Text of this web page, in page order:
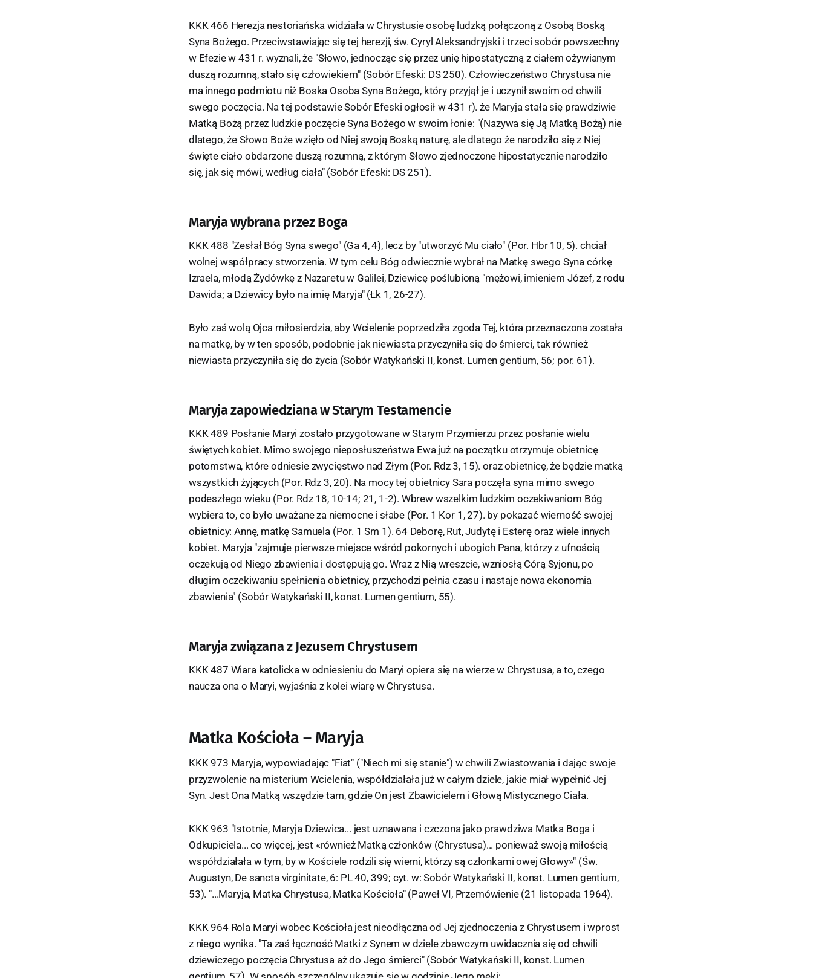
KKK 466 Herezja nestoriańska widziała w Chrystusie osobę ludzką połączoną z Osobą Boską
Syna Bożego. Przeciwstawiając się tej herezji, św. Cyryl Aleksandryjski i trzeci sobór powszechny
w Efezie w 431 r. wyznali, że "Słowo, jednocząc się przez unię hipostatyczną z ciałem ożywianym
duszą rozumną, stało się człowiekiem" (Sobór Efeski: DS 250). Człowieczeństwo Chrystusa nie
ma innego podmiotu niż Boska Osoba Syna Bożego, który przyjął je i uczynił swoim od chwili
swego poczęcia. Na tej podstawie Sobór Efeski ogłosił w 431 r). że Maryja stała się prawdziwie
Matką Bożą przez ludzkie poczęcie Syna Bożego w swoim łonie: "(Nazywa się Ją Matką Bożą) nie
dlatego, że Słowo Boże wzięło od Niej swoją Boską naturę, ale dlatego że narodziło się z Niej
święte ciało obdarzone duszą rozumną, z którym Słowo zjednoczone hipostatycznie narodziło
się, jak się mówi, według ciała" (Sobór Efeski: DS 251).
Maryja wybrana przez Boga
KKK 488 "Zesłał Bóg Syna swego" (Ga 4, 4), lecz by "utworzyć Mu ciało" (Por. Hbr 10, 5). chciał
wolnej współpracy stworzenia. W tym celu Bóg odwiecznie wybrał na Matkę swego Syna córkę
Izraela, młodą Żydówkę z Nazaretu w Galilei, Dziewicę poślubioną "mężowi, imieniem Józef, z rodu
Dawida; a Dziewicy było na imię Maryja" (Łk 1, 26-27).
Było zaś wolą Ojca miłosierdzia, aby Wcielenie poprzedziła zgoda Tej, która przeznaczona została
na matkę, by w ten sposób, podobnie jak niewiasta przyczyniła się do śmierci, tak również
niewiasta przyczyniła się do życia (Sobór Watykański II, konst. Lumen gentium, 56; por. 61).
Maryja zapowiedziana w Starym Testamencie
KKK 489 Posłanie Maryi zostało przygotowane w Starym Przymierzu przez posłanie wielu
świętych kobiet. Mimo swojego nieposłuszeństwa Ewa już na początku otrzymuje obietnicę
potomstwa, które odniesie zwycięstwo nad Złym (Por. Rdz 3, 15). oraz obietnicę, że będzie matką
wszystkich żyjących (Por. Rdz 3, 20). Na mocy tej obietnicy Sara poczęła syna mimo swego
podeszłego wieku (Por. Rdz 18, 10-14; 21, 1-2). Wbrew wszelkim ludzkim oczekiwaniom Bóg
wybiera to, co było uważane za niemocne i słabe (Por. 1 Kor 1, 27). by pokazać wierność swojej
obietnicy: Annę, matkę Samuela (Por. 1 Sm 1). 64 Deborę, Rut, Judytę i Esterę oraz wiele innych
kobiet. Maryja "zajmuje pierwsze miejsce wśród pokornych i ubogich Pana, którzy z ufnością
oczekują od Niego zbawienia i dostępują go. Wraz z Nią wreszcie, wzniosłą Córą Syjonu, po
długim oczekiwaniu spełnienia obietnicy, przychodzi pełnia czasu i nastaje nowa ekonomia
zbawienia" (Sobór Watykański II, konst. Lumen gentium, 55).
Maryja związana z Jezusem Chrystusem
KKK 487 Wiara katolicka w odniesieniu do Maryi opiera się na wierze w Chrystusa, a to, czego
naucza ona o Maryi, wyjaśnia z kolei wiarę w Chrystusa.
Matka Kościoła – Maryja
KKK 973 Maryja, wypowiadając "Fiat" ("Niech mi się stanie") w chwili Zwiastowania i dając swoje
przyzwolenie na misterium Wcielenia, współdziałała już w całym dziele, jakie miał wypełnić Jej
Syn. Jest Ona Matką wszędzie tam, gdzie On jest Zbawicielem i Głową Mistycznego Ciała.
KKK 963 "Istotnie, Maryja Dziewica... jest uznawana i czczona jako prawdziwa Matka Boga i
Odkupiciela... co więcej, jest «również Matką członków (Chrystusa)... ponieważ swoją miłością
współdziałała w tym, by w Kościele rodzili się wierni, którzy są członkami owej Głowy»" (Św.
Augustyn, De sancta virginitate, 6: PL 40, 399; cyt. w: Sobór Watykański II, konst. Lumen gentium,
53). "...Maryja, Matka Chrystusa, Matka Kościoła" (Paweł VI, Przemówienie (21 listopada 1964).
KKK 964 Rola Maryi wobec Kościoła jest nieodłączna od Jej zjednoczenia z Chrystusem i wprost
z niego wynika. "Ta zaś łączność Matki z Synem w dziele zbawczym uwidacznia się od chwili
dziewiczego poczęcia Chrystusa aż do Jego śmierci" (Sobór Watykański II, konst. Lumen